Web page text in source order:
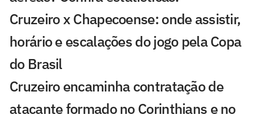
Cruzeiro x Chapecoense: onde assistir,
horário e escalações do jogo pela Copa
do Brasil
Cruzeiro encaminha contratação de
atacante formado no Corinthians e no